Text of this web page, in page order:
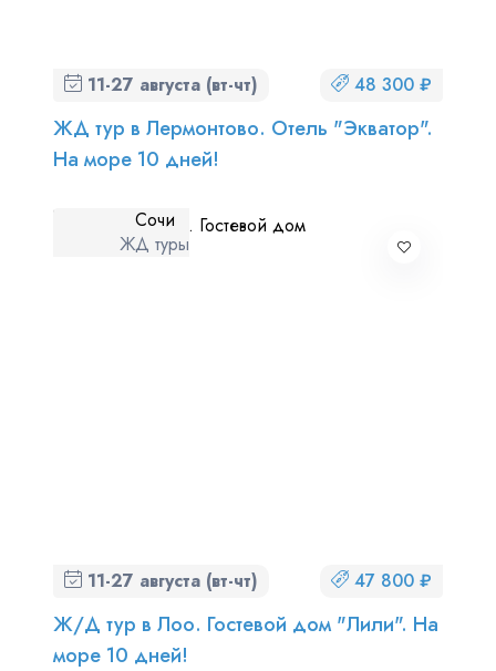
11-27 августа (вт-чт) 48 300 ₽
ЖД тур в Лермонтово. Отель "Экватор".
На море 10 дней!
Сочи
ЖД туры
11-27 августа (вт-чт) 47 800 ₽
Ж/Д тур в Лоо. Гостевой дом "Лили". На
море 10 дней!